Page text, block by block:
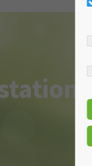
24h
We offer
Mon - Fri